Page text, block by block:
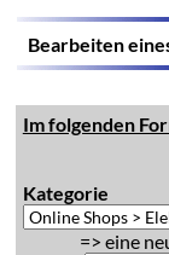
Bearbeiten
Im folgenden
Kategorie
=> eine